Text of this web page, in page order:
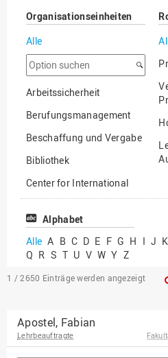
Organisationseinheiten
Alle
Option
suchen
Arbeitssicherheit
Berufungsmanagement
Beschaffung und Vergabe
Bibliothek
Center for International
Mobility
Center for International
Chancengerechtigkeit
eLearning Competence
EU-Büro
Fakultät
Agrarwissenschaften und
Alphabet
Alle A B C D E F G H I J K
Q R S T U V W Y Z
1 / 2650 Einträge werden angezeigt
Apostel, Fabian
Lehrbeauftragte